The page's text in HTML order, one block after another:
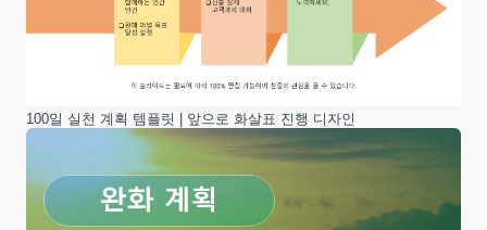
100일 실천 계획 템플릿 | 앞으로 화살표 진행 디자인